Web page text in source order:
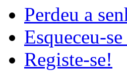
Perdeu a
Esqueceu-
Registe-se!